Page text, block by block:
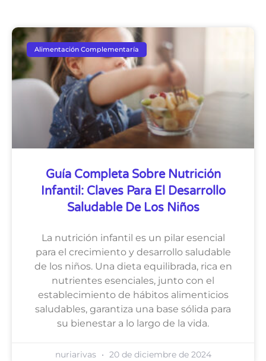
Alimentación Complementaría
Guía Completa Sobre Nutrición
Infantil: Claves Para El Desarrollo
Saludable De Los Niños
La nutrición infantil es un pilar esencial
para el crecimiento y desarrollo saludable
de los niños. Una dieta equilibrada, rica en
nutrientes esenciales, junto con el
establecimiento de hábitos alimenticios
saludables, garantiza una base sólida para
su bienestar a lo largo de la vida.
nuriarivas 20 de diciembre de 2024